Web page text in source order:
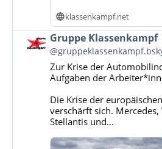
klassenkampf.net
Beitrag
von
Gruppe
Klassenkampf
Bluesky
ansehen
Gruppe Klassenkampf
Zur Krise der
Aufgaben der
Die Krise der
verschärft sich.
Stellantis und...